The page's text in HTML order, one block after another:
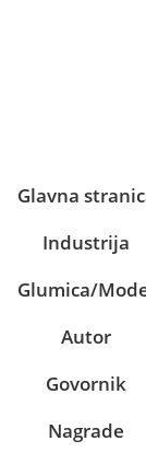
Glavna
Industrija
Glumica/
Autor
Govornik
Nagrade